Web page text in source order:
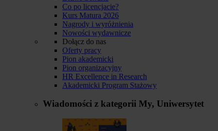
Co po licencjacie?
Kurs Matura 2026
Nagrody i wyróżnienia
Nowości wydawnicze
Dołącz do nas
Oferty pracy
Pion akademicki
Pion organizacyjny
HR Excellence in Research
Akademicki Program Stażowy
Wiadomości z kategorii My, Uniwersytet